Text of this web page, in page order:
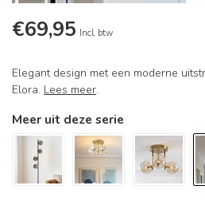
€69,95 Incl. btw
Elegant design met een moderne
Elora. Lees meer.
Meer uit deze serie